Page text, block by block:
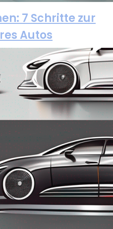
7 Schritte zur
Autos